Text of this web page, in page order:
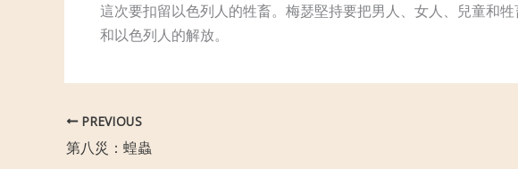
這次要扣留以色列人的牲畜。梅瑟堅持要把男人、女人、兒童和
和以色列人的解放。
PREVIOUS
第八災：蝗蟲